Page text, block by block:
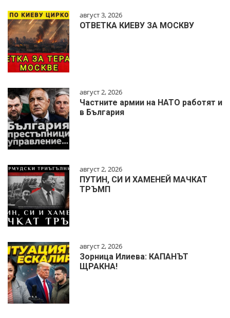
август 3, 2026
ОТВЕТКА КИЕВУ ЗА МОСКВУ
август 2, 2026
Частните армии на НАТО работят и
в България
август 2, 2026
ПУТИН, СИ И ХАМЕНЕЙ МАЧКАТ
ТРЪМП
август 2, 2026
Зорница Илиева: КАПАНЪТ
ЩРАКНА!